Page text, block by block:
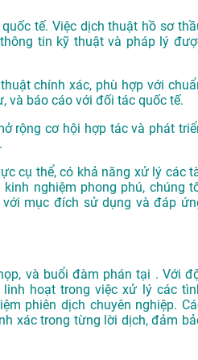
tế. Việc dịch thuật hồ sơ
tin kỹ thuật và pháp lý
chính xác, phù hợp với
và báo cáo với đối tác quốc tế.
rộng cơ hội hợp tác và phát
cụ thể, có khả năng xử lý các
nghiệm phong phú, chúng
mục đích sử dụng và đáp
và buổi đàm phán tại . Với
hoạt trong việc xử lý các
phiên dịch chuyên nghiệp.
xác trong từng lời dịch, đảm